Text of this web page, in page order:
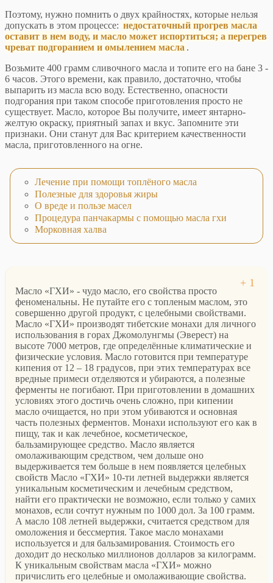
Поэтому, нужно помнить о двух крайностях, которые нельзя
допускать в этом процессе: недостаточный прогрев масла
оставит в нем воду, и масло может испортиться; а перегрев
чреват подгоранием и омылением масла .
Возьмите 400 грамм сливочного масла и топите его на бане 3 -
6 часов. Этого времени, как правило, достаточно, чтобы
выпарить из масла всю воду. Естественно, опасности
подгорания при таком способе приготовления просто не
существует. Масло, которое Вы получите, имеет янтарно-
желтую окраску, приятный запах и вкус. Запомните эти
признаки. Они станут для Вас критерием качественности
масла, приготовленного на огне.
Лечение при помощи топлёного масла
Полезные для здоровья жиры
О вреде и пользе масел
Процедура панчакармы с помощью масла гхи
Морковная халва
Масло «ГХИ» - чудо масло, его свойства просто
феноменальны. Не путайте его с топленым маслом, это
совершенно другой продукт, с целебными свойствами.
Масло «ГХИ» производят тибетские монахи для личного
использования в горах Джомолунгмы (Эверест) на
высоте 7000 метров, где определённые климатические и
физические условия. Масло готовится при температуре
кипения от 12 – 18 градусов, при этих температурах все
вредные примеси отделяются и убираются, а полезные
ферменты не погибают. При приготовлении в домашних
условиях этого достичь очень сложно, при кипении
масло очищается, но при этом убиваются и основная
часть полезных ферментов. Монахи используют его как в
пищу, так и как лечебное, косметическое,
бальзамирующее средство. Масло является
омолаживающим средством, чем дольше оно
выдерживается тем больше в нем появляется целебных
свойств Масло «ГХИ» 10-ти летней выдержки является
уникальным косметическим и лечебным средством,
найти его практически не возможно, если только у самих
монахов, если сочтут нужным по 1000 дол. За 100 грамм.
А масло 108 летней выдержки, считается средством для
омоложения и бессмертия. Такое масло монахами
используется и для бальзамирования. Стоимость его
доходит до несколько миллионов долларов за килограмм.
К уникальным свойствам масла «ГХИ» можно
причислить его целебные и омолаживающие свойства.